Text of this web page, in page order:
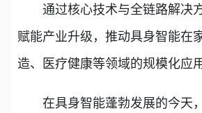
通过核心技术与全链路解决
赋能产业升级，推动具身智能在
造、医疗健康等领域的规模化应用
在具身智能蓬勃发展的今天